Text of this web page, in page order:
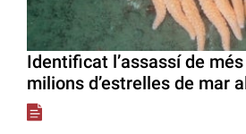
Identificat l’assassí de
milions d’estrelles de mar